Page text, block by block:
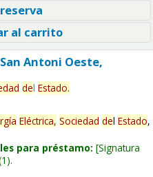
al carrito
Antoni Oeste,
del Estado.
Eléctrica, Sociedad del Estado,
para préstamo: Signatura